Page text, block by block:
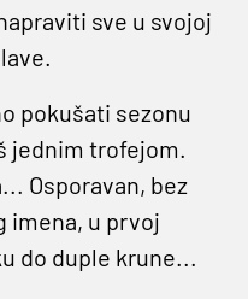
sve u svojoj
pokušati sezonu
jednim trofejom.
Osporavan, bez
imena, u prvoj
do duple krune...